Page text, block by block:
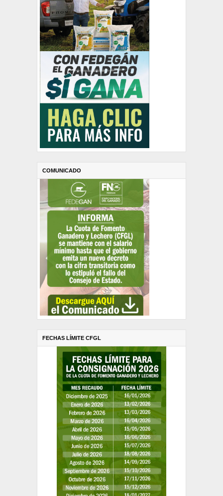
COMUNICADO
FECHAS LÍMITE CFGL